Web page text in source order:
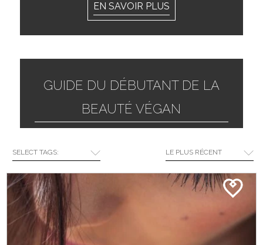
EN SAVOIR PLUS
GUIDE DU DÉBUTANT DE LA
BEAUTÉ VÉGAN
Si vous pensiez que la beauté végan était une
tendance éphémère, détrompez-vous. Après des...
SELECT TAGS: LE PLUS RÉCENT